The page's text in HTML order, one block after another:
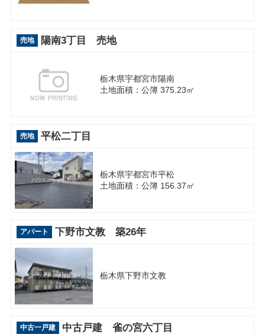
売地 陽南3丁目 売地
栃木県宇都宮市陽南
土地面積：公簿 375.23㎡
売地 平松二丁目
栃木県宇都宮市平松
土地面積：公簿 156.37㎡
アパート 下野市文教 築26年
栃木県下野市文教
中古一戸建 中古戸建 雀の宮六丁目